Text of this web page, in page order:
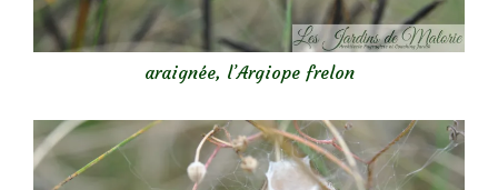
araignée, l’Argiope frelon